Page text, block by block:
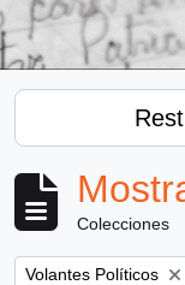
Colecciones
Remove filter:
Volantes Políticos